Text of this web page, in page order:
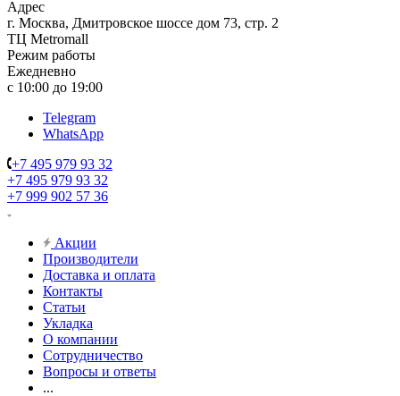
Адрес
г. Москва, Дмитровское шоссе дом 73, стр. 2
ТЦ Metromall
Режим работы
Ежедневно
с 10:00 до 19:00
Telegram
WhatsApp
+7 495 979 93 32
+7 495 979 93 32
+7 999 902 57 36
Акции
Производители
Доставка и оплата
Контакты
Статьи
Укладка
О компании
Сотрудничество
Вопросы и ответы
...